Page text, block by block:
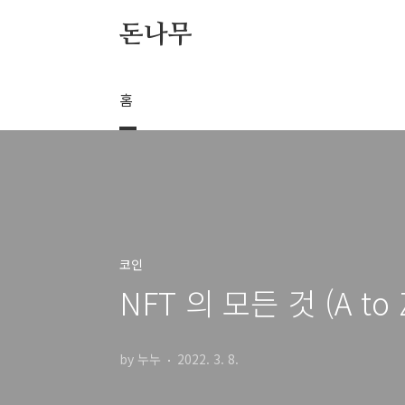
돈나무
홈
코인
NFT 의 모든 것 (A to
by 누누 2022. 3. 8.